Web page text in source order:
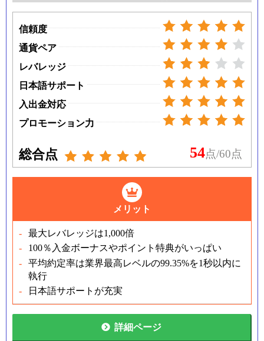
信頼度
通貨ペア
レバレッジ
日本語サポート
入出金対応
プロモーション力
総合点 54点/60点
メリット
最大レバレッジは1,000倍
100％入金ボーナスやポイント特典がいっぱい
平均約定率は業界最高レベルの99.35%を1秒以内に
執行
日本語サポートが充実
詳細ページ